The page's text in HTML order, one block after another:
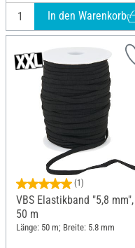
In den Warenkorb
(1)
VBS Elastikband "5,8 mm",
50 m
Länge: 50 m; Breite: 5.8 mm